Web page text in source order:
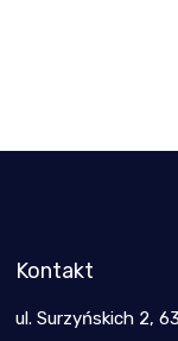
Kontakt
ul. Surzyńskich 2,